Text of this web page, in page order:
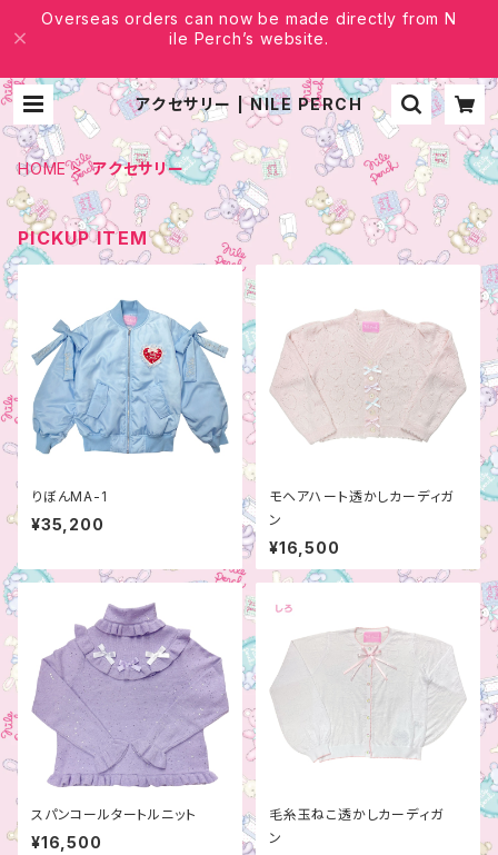
Overseas orders can now be made directly from N
ile Perch’s website.
アクセサリー | NILE PERCH
HOME アクセサリー
PICKUP ITEM
りぼんMA-1
¥35,200
モヘアハート透かしカーディガ
ン
¥16,500
スパンコールタートルニット
¥16,500
毛糸玉ねこ透かしカーディガ
ン